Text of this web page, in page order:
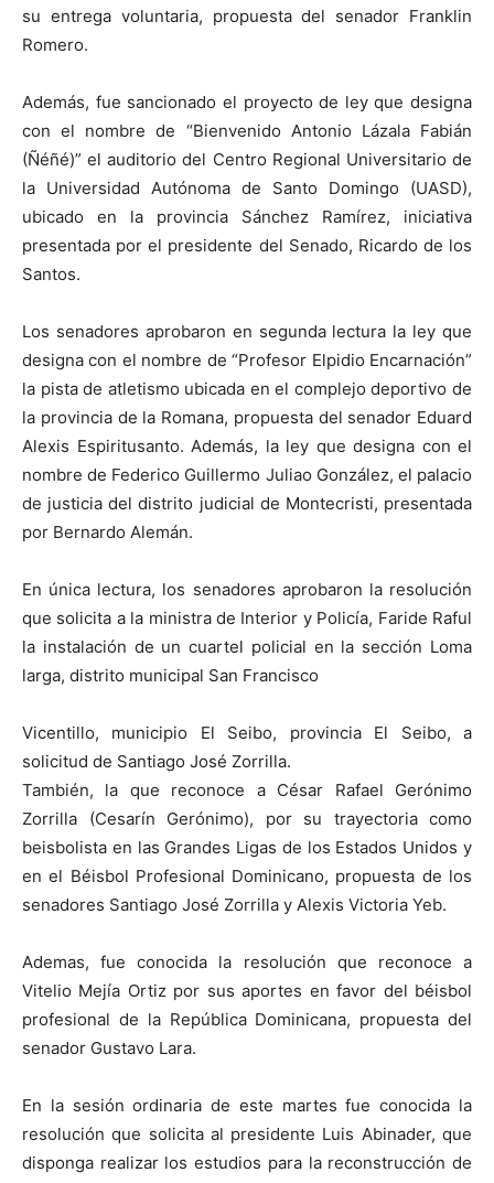
su entrega voluntaria, propuesta del senador Franklin
Romero.
Además, fue sancionado el proyecto de ley que designa
con el nombre de “Bienvenido Antonio Lázala Fabián
(Ñéñé)” el auditorio del Centro Regional Universitario de
la Universidad Autónoma de Santo Domingo (UASD),
ubicado en la provincia Sánchez Ramírez, iniciativa
presentada por el presidente del Senado, Ricardo de los
Santos.
Los senadores aprobaron en segunda lectura la ley que
designa con el nombre de “Profesor Elpidio Encarnación”
la pista de atletismo ubicada en el complejo deportivo de
la provincia de la Romana, propuesta del senador Eduard
Alexis Espiritusanto. Además, la ley que designa con el
nombre de Federico Guillermo Juliao González, el palacio
de justicia del distrito judicial de Montecristi, presentada
por Bernardo Alemán.
En única lectura, los senadores aprobaron la resolución
que solicita a la ministra de Interior y Policía, Faride Raful
la instalación de un cuartel policial en la sección Loma
larga, distrito municipal San Francisco
Vicentillo, municipio El Seibo, provincia El Seibo, a
solicitud de Santiago José Zorrilla.
También, la que reconoce a César Rafael Gerónimo
Zorrilla (Cesarín Gerónimo), por su trayectoria como
beisbolista en las Grandes Ligas de los Estados Unidos y
en el Béisbol Profesional Dominicano, propuesta de los
senadores Santiago José Zorrilla y Alexis Victoria Yeb.
Ademas, fue conocida la resolución que reconoce a
Vitelio Mejía Ortiz por sus aportes en favor del béisbol
profesional de la República Dominicana, propuesta del
senador Gustavo Lara.
En la sesión ordinaria de este martes fue conocida la
resolución que solicita al presidente Luis Abinader, que
disponga realizar los estudios para la reconstrucción de